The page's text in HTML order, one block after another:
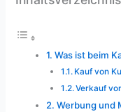
Was ist beim
Kauf von
Verkauf
Werbung und